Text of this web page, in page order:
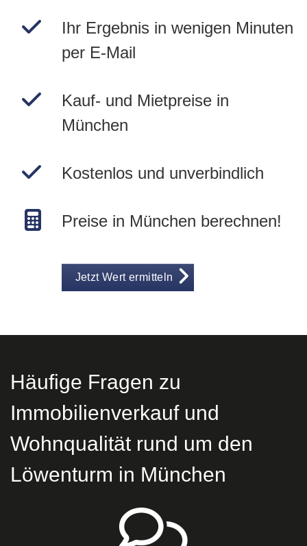
Ihr Ergebnis in wenigen Minuten
per E-Mail
Kauf- und Mietpreise in
München
Kostenlos und unverbindlich
Preise in München berechnen!
Jetzt Wert ermitteln
Häufige Fragen zu
Immobilienverkauf und
Wohnqualität rund um den
Löwenturm in München